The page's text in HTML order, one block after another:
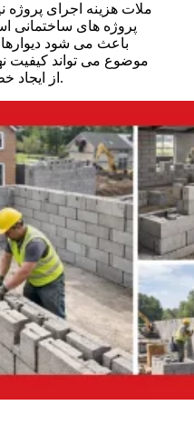
ملات هزینه اجرای پروژه
پروژه های ساختمانی
باعث می شود
موضوع می تواند کیفیت
از ایجاد خطا در اجرای دیوار جلوگیری کند.